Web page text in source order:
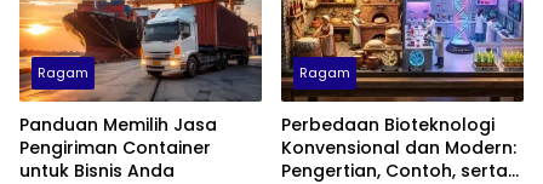
Ragam
Panduan Memilih Jasa
Pengiriman Container
untuk Bisnis Anda
Ragam
Perbedaan Bioteknologi
Konvensional dan Modern:
Pengertian, Contoh, serta